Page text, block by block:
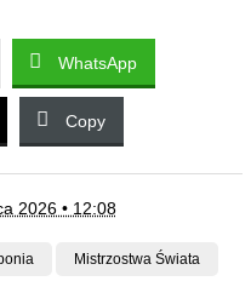
WhatsApp
Copy
2026 • 12:08
Mistrzostwa Świata